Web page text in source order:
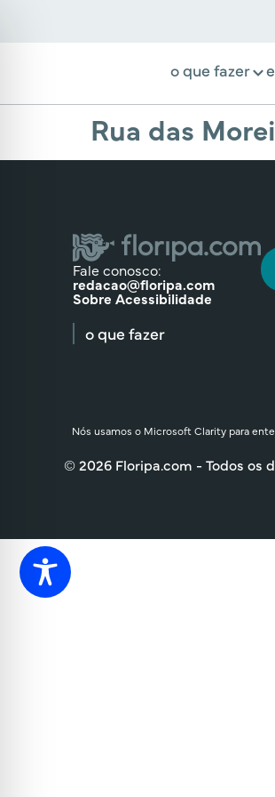
o que fazer
Rua das
Fale conosco:
redacao@floripa.com
Sobre Acessibilidade
o que fazer
Nós usamos o Microsoft Clarity para
© 2026 Floripa.com - Todos os